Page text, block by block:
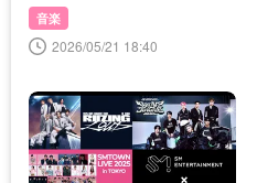
音楽
2026/05/21 18:40